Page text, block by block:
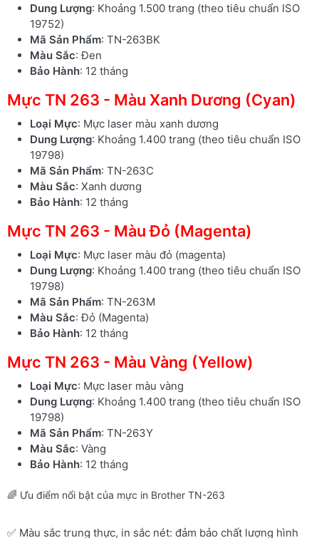
Dung Lượng: Khoảng 1.500 trang (theo tiêu chuẩn ISO
19752)
Mã Sản Phẩm: TN-263BK
Màu Sắc: Đen
Bảo Hành: 12 tháng
Mực TN 263 - Màu Xanh Dương (Cyan)
Loại Mực: Mực laser màu xanh dương
Dung Lượng: Khoảng 1.400 trang (theo tiêu chuẩn ISO
19798)
Mã Sản Phẩm: TN-263C
Màu Sắc: Xanh dương
Bảo Hành: 12 tháng
Mực TN 263 - Màu Đỏ (Magenta)
Loại Mực: Mực laser màu đỏ (magenta)
Dung Lượng: Khoảng 1.400 trang (theo tiêu chuẩn ISO
19798)
Mã Sản Phẩm: TN-263M
Màu Sắc: Đỏ (Magenta)
Bảo Hành: 12 tháng
Mực TN 263 - Màu Vàng (Yellow)
Loại Mực: Mực laser màu vàng
Dung Lượng: Khoảng 1.400 trang (theo tiêu chuẩn ISO
19798)
Mã Sản Phẩm: TN-263Y
Màu Sắc: Vàng
Bảo Hành: 12 tháng
🌈 Ưu điểm nổi bật của mực in Brother TN-263
✅ Màu sắc trung thực, in sắc nét: đảm bảo chất lượng hình